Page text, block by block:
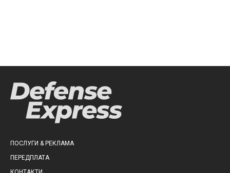
ПОСЛУГИ & РЕКЛАМА
ПЕРЕДПЛАТА